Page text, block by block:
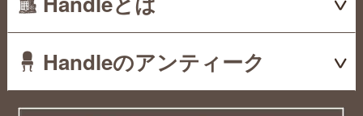
Handleのアンティーク